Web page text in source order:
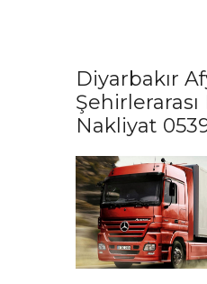
Diyarbakır
Nakliyat